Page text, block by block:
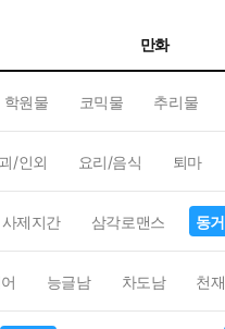
만화
학원물 코믹물 추리물
/인외 요리/음식 퇴마
사제지간 삼각로맨스 동거
능글남 차도남 천재